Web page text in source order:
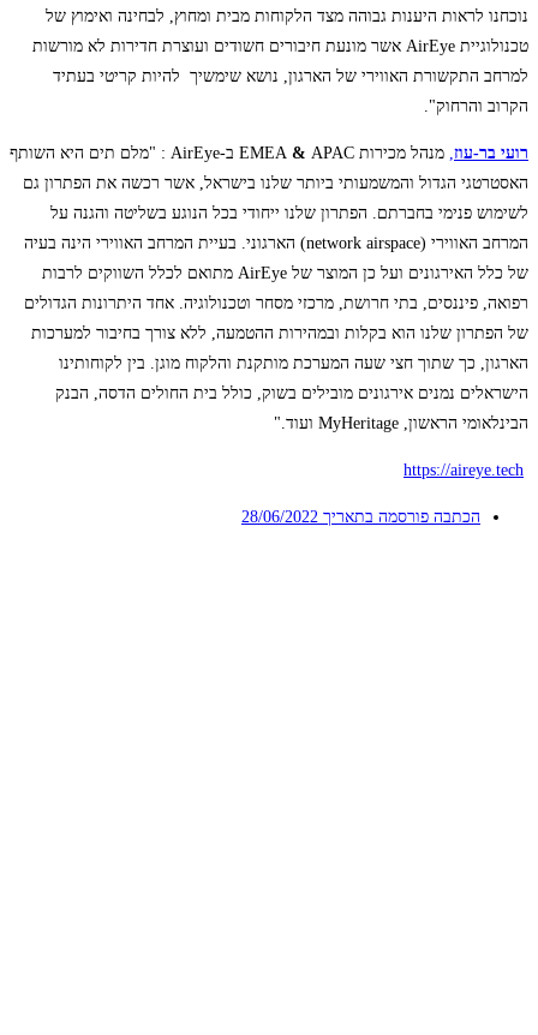
נוכחנו לראות היענות גבוהה מצד הלקוחות מבית ומחוץ, לבחינה ואימוץ של
טכנולוגיית AirEye אשר מונעת חיבורים חשודים ועוצרת חדירות לא מורשות
למרחב התקשורת האווירי של הארגון, נושא שימשיך להיות קריטי בעתיד
הקרוב והרחוק".
רועי בר-עוז, מנהל מכירות EMEA & APAC ב-AirEye
: "מלם תים היא השותף
האסטרטגי הגדול והמשמעותי ביותר שלנו בישראל, אשר רכשה את הפתרון גם
לשימוש פנימי בחברתם. הפתרון שלנו ייחודי בכל הנוגע בשליטה והגנה על
המרחב האווירי (network airspace) הארגוני. בעיית המרחב האווירי הינה בעיה
של כלל האירגונים ועל כן המוצר של AirEye מתואם לכלל השווקים לרבות
רפואה, פיננסים, בתי חרושת, מרכזי מסחר וטכנולוגיה. אחד היתרונות הגדולים
של הפתרון שלנו הוא בקלות ובמהירות ההטמעה, ללא צורך בחיבור למערכות
הארגון, כך שתוך חצי שעה המערכת מותקנת והלקוח מוגן. בין לקוחותינו
הישראלים נמנים אירגונים מובילים בשוק, כולל בית החולים הדסה, הבנק
הבינלאומי הראשון, MyHeritage ועוד."
https://aireye.tech
הכתבה פורסמה בתאריך 28/06/2022